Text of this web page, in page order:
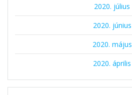
2020. július
2020. június
2020. május
2020. április